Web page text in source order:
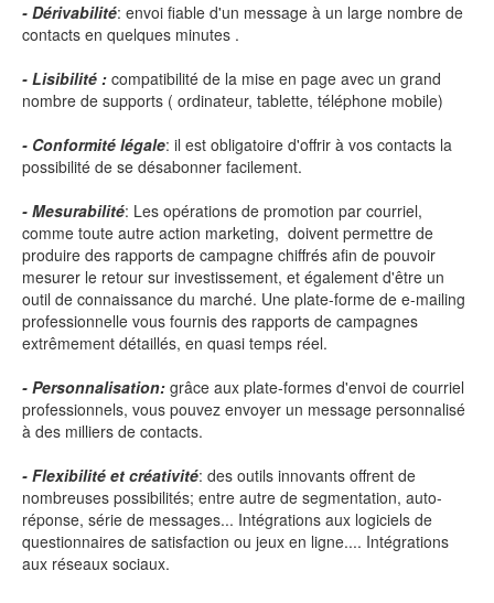
- Dérivabilité: envoi fiable d'un message à un large nombre de
contacts en quelques minutes .
- Lisibilité : compatibilité de la mise en page avec un grand
nombre de supports ( ordinateur, tablette, téléphone mobile)
- Conformité légale: il est obligatoire d'offrir à vos contacts la
possibilité de se désabonner facilement.
- Mesurabilité: Les opérations de promotion par courriel,
comme toute autre action marketing, doivent permettre de
produire des rapports de campagne chiffrés afin de pouvoir
mesurer le retour sur investissement, et également d'être un
outil de connaissance du marché. Une plate-forme de e-mailing
professionnelle vous fournis des rapports de campagnes
extrêmement détaillés, en quasi temps réel.
- Personnalisation: grâce aux plate-formes d'envoi de courriel
professionnels, vous pouvez envoyer un message personnalisé
à des milliers de contacts.
- Flexibilité et créativité: des outils innovants offrent de
nombreuses possibilités; entre autre de segmentation, auto-
réponse, série de messages... Intégrations aux logiciels de
questionnaires de satisfaction ou jeux en ligne.... Intégrations
aux réseaux sociaux.